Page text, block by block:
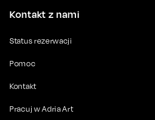
Kontakt z nami
Status rezerwacji
Pomoc
Kontakt
Pracuj w Adria Art